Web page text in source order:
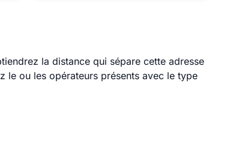
la distance qui sépare cette adresse
le ou les opérateurs présents avec le type